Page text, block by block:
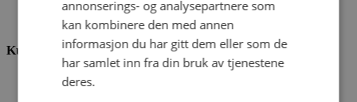
Vårt ansvar
Nettbibel
Kundeservice
Ofte stilte spørsmål
annonserings- og analysepartnere som
kan kombinere den med annen
informasjon du har gitt dem eller som de
har samlet inn fra din bruk av tjenestene
deres.